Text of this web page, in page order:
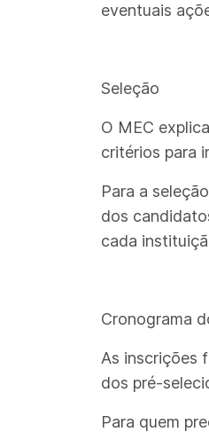
eventuais
Seleção
O MEC
critérios para
Para a
dos
cada
Cronograma
As inscrições
dos pré-
Para quem